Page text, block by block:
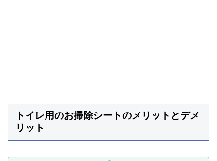
トイレ用のお掃除シートのメリットとデメ
リット